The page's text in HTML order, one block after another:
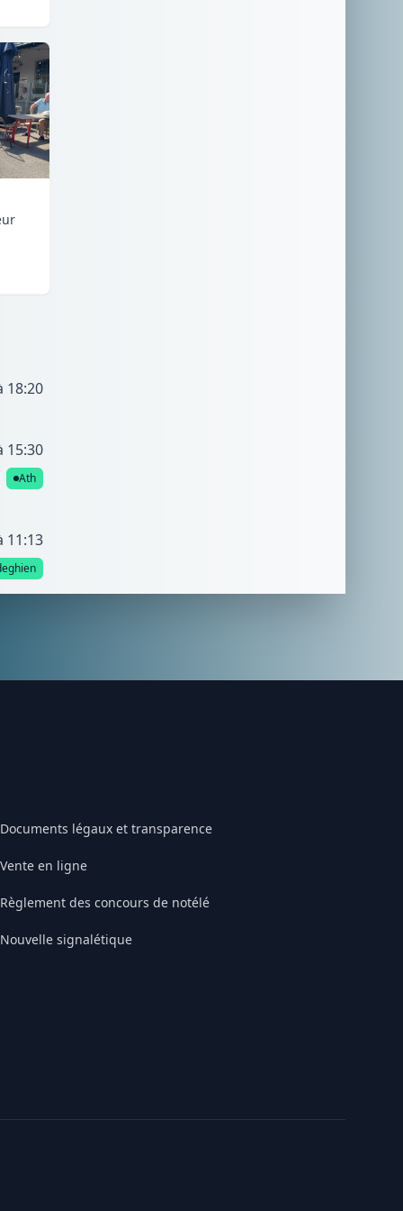
18:20
15:30
Ath
11:13
Documents légaux et transparence
Vente en ligne
Règlement des concours de notélé
Nouvelle signalétique